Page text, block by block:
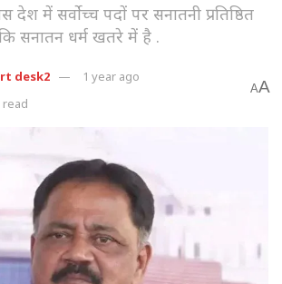
में सर्वोच्च पदों पर सनातनी प्रतिष्ठित
सनातन धर्म खतरे में है .
desk2
1 year ago
read
AA